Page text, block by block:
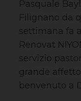
Pasquale
Filignano da
settimana fa
Renovat
servizio
grande
benvenuto a